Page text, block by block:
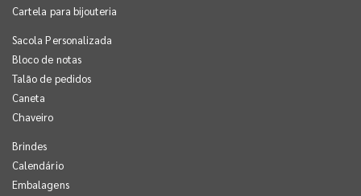
Cartela para bijouteria
Sacola Personalizada
Bloco de notas
Talão de pedidos
Caneta
Chaveiro
Brindes
Calendário
Embalagens